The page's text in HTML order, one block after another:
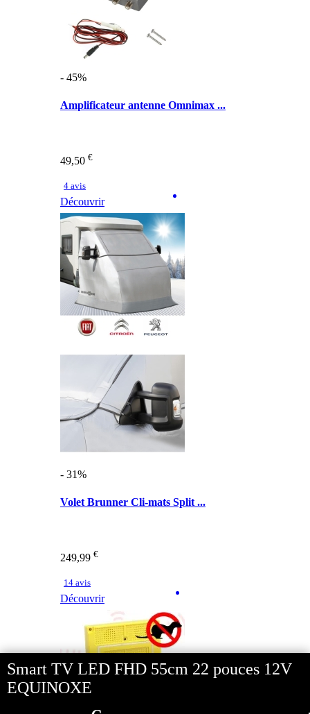
- 45%
Amplificateur antenne Omnimax ...
49,50 €
4 avis
Découvrir
- 31%
Volet Brunner Cli-mats Split ...
249,99 €
14 avis
Découvrir
Smart TV LED FHD 55cm 22 pouces 12V
EQUINOXE